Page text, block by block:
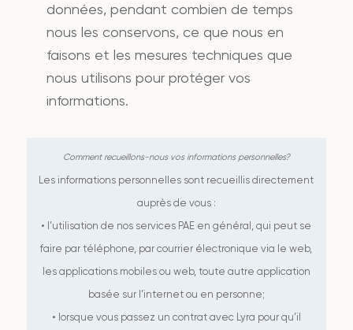
données, pendant combien de temps
nous les conservons, ce que nous en
faisons et les mesures techniques que
nous utilisons pour protéger vos
informations.
Les informations personnelles sont recueillis directement
auprès de vous :
• l’utilisation de nos services PAE en général, qui peut se
faire par téléphone, par courrier électronique via le web,
les applications mobiles ou web, toute autre application
basée sur l’internet ou en personne;
• lorsque vous passez un contrat avec Lyra pour qu’il